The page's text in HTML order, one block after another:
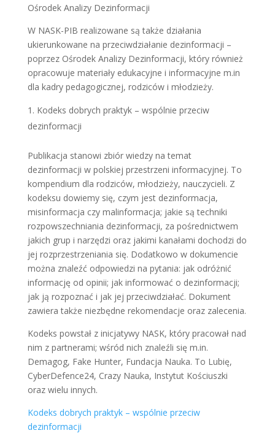
Ośrodek Analizy Dezinformacji
W NASK-PIB realizowane są także działania
ukierunkowane na przeciwdziałanie dezinformacji –
poprzez Ośrodek Analizy Dezinformacji, który również
opracowuje materiały edukacyjne i informacyjne m.in
dla kadry pedagogicznej, rodziców i młodzieży.
Kodeks dobrych praktyk – wspólnie przeciw
dezinformacji
Publikacja stanowi zbiór wiedzy na temat
dezinformacji w polskiej przestrzeni informacyjnej. To
kompendium dla rodziców, młodzieży, nauczycieli. Z
kodeksu dowiemy się, czym jest dezinformacja,
misinformacja czy malinformacja; jakie są techniki
rozpowszechniania dezinformacji, za pośrednictwem
jakich grup i narzędzi oraz jakimi kanałami dochodzi do
jej rozprzestrzeniania się. Dodatkowo w dokumencie
można znaleźć odpowiedzi na pytania: jak odróżnić
informację od opinii; jak informować o dezinformacji;
jak ją rozpoznać i jak jej przeciwdziałać. Dokument
zawiera także niezbędne rekomendacje oraz zalecenia.
Kodeks powstał z inicjatywy NASK, który pracował nad
nim z partnerami; wśród nich znaleźli się m.in.
Demagog, Fake Hunter, Fundacja Nauka. To Lubię,
CyberDefence24, Crazy Nauka, Instytut Kościuszki
oraz wielu innych.
Kodeks dobrych praktyk – wspólnie przeciw
dezinformacji